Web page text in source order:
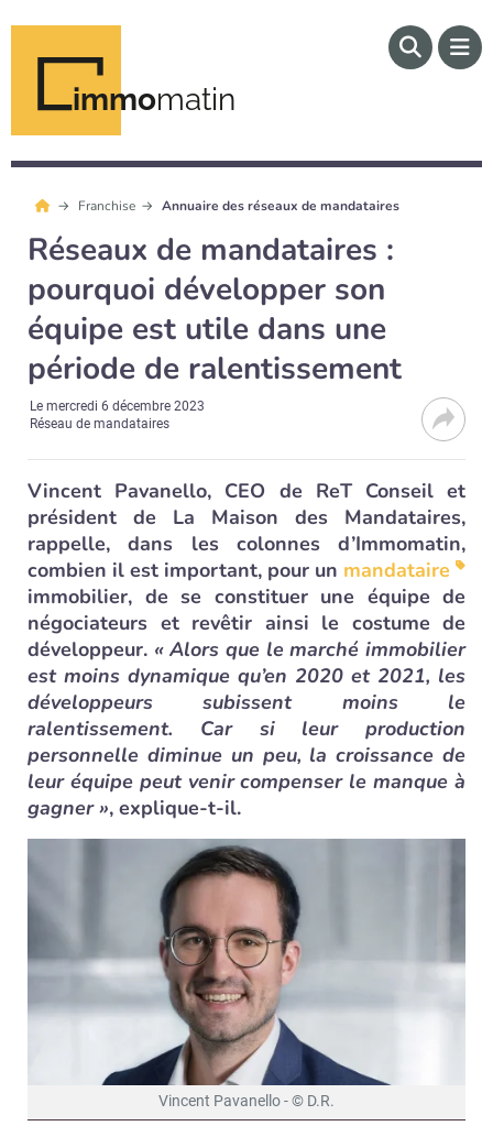
immomatin
Franchise Annuaire des réseaux de mandataires
Réseaux de mandataires :
pourquoi développer son
équipe est utile dans une
période de ralentissement
Lemercredi 6 décembre 2023
Réseau de mandataires
Vincent Pavanello, CEO de ReT Conseil et
président de La Maison des Mandataires,
rappelle, dans les colonnes d’Immomatin,
combien il est important, pour un mandataire
immobilier, de se constituer une équipe de
négociateurs et revêtir ainsi le costume de
développeur. « Alors que le marché immobilier
est moins dynamique qu’en 2020 et 2021, les
développeurs subissent moins le
ralentissement. Car si leur production
personnelle diminue un peu, la croissance de
leur équipe peut venir compenser le manque à
gagner », explique-t-il.
Vincent Pavanello - © D.R.